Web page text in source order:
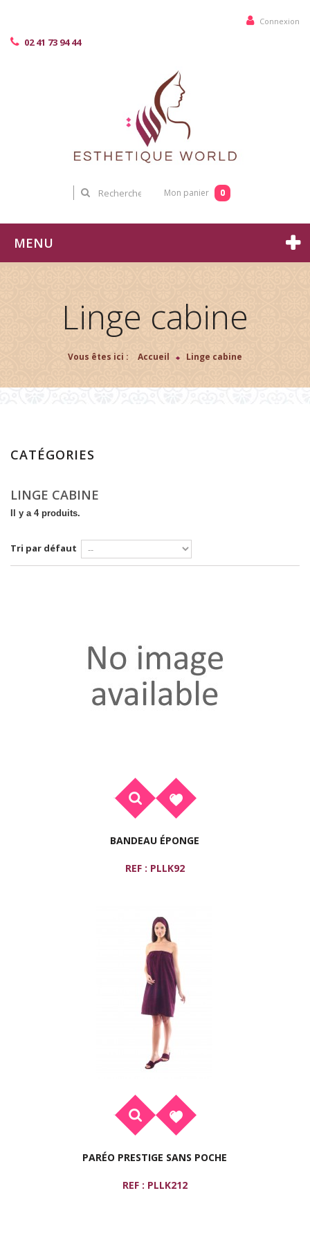
Connexion
02 41 73 94 44
Mon panier 0
MENU
Linge cabine
Vous êtes ici : Accueil > Linge cabine
CATÉGORIES
LINGE CABINE
Il y a 4 produits.
Tri par défaut
BANDEAU ÉPONGE
REF : PLLK92
PARÉO PRESTIGE SANS POCHE
REF : PLLK212